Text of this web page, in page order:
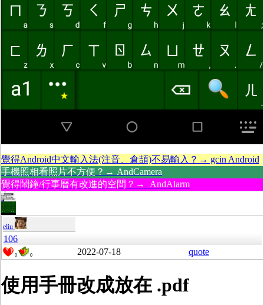
覺得Android中文輸入法(注音、倉頡)不易輸入？→ gcin Android
手機照相看照片不方便？→ AndCamera
覺得鬧鐘/行事曆有改進的空間？→ AndAlarm
eliu
106
0 0 2022-07-18 quote
使用手冊改成放在 .pdf